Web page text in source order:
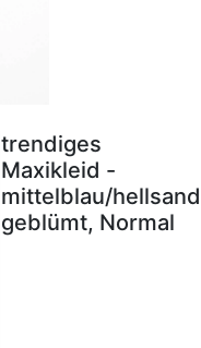
trendiges
Maxikleid -
mittelblau/hellsand
geblümt, Normal